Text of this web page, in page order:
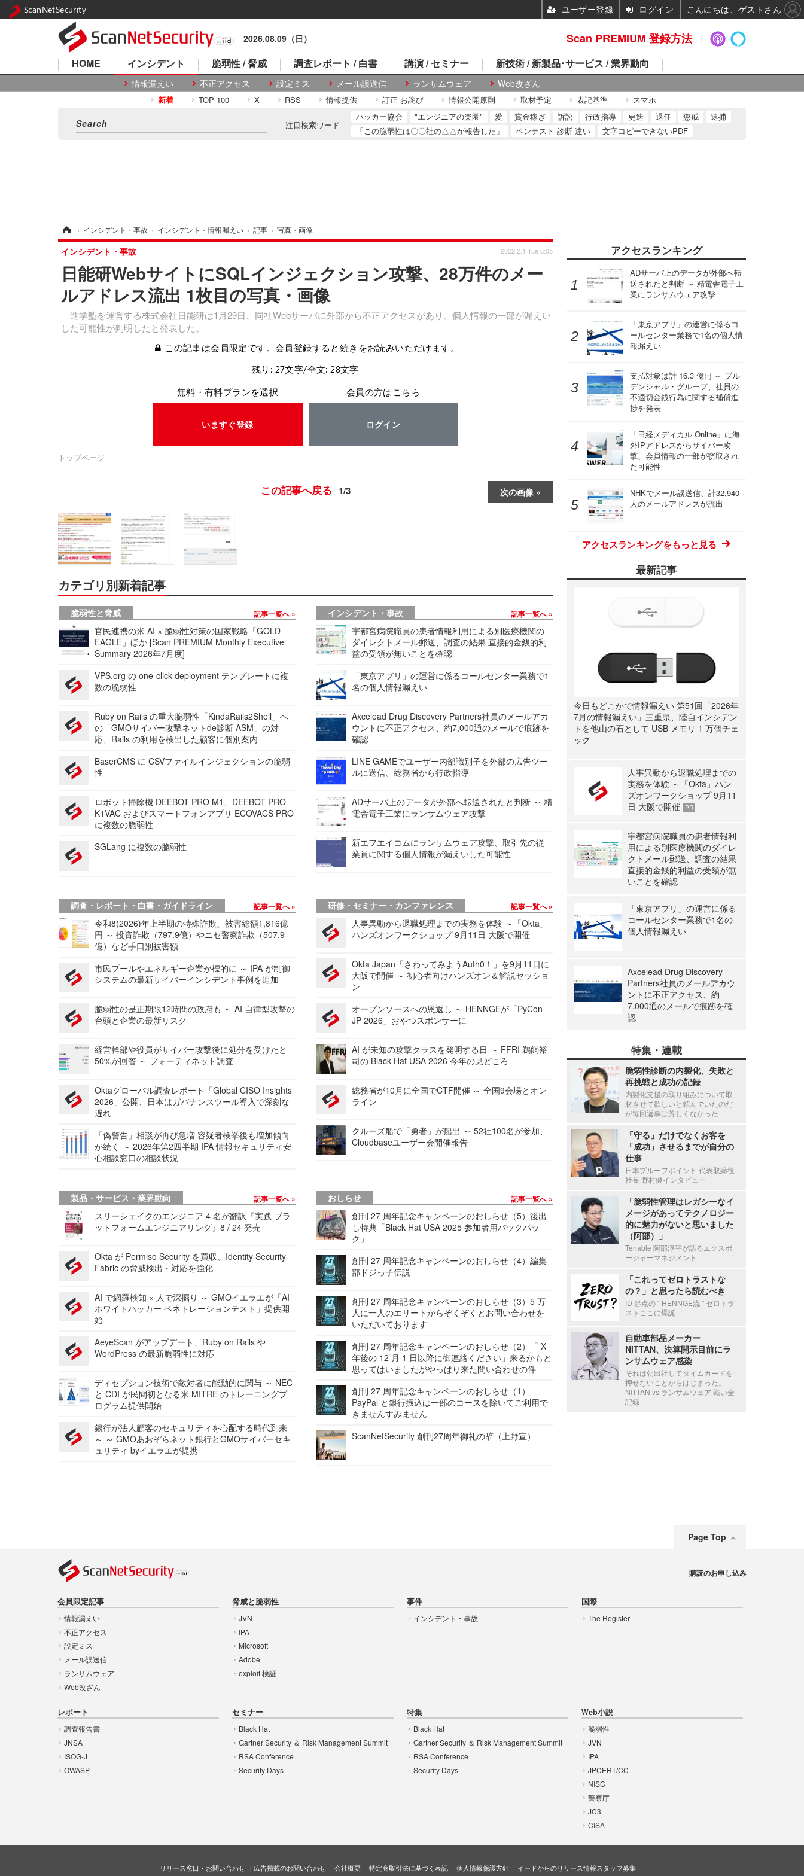
2026.08.09（日）
HOME インシデント
情報漏えい 不正アクセス 設定ミス メール誤送信 ランサムウェア Web改ざん
脆弱性 / 脅威 調査レポート / 白書 講演 / セミナー 新技術 / 新製品･サービス / 業界動向
新着 TOP 100 X RSS 情報提供 訂正 お詫び 情報公開原則 取材予定 表記基準 スマホ
注目検索ワード
ハッカー協会 "エンジニアの楽園" 愛 賞金稼ぎ 訴訟 行政指導 更迭 退任 懲戒
逮捕
「この脆弱性は〇〇社の△△が報告した」
ペンテスト 診断 違い 文字コピーできないPDF
› インシデント・事故 › インシデント・情報漏えい › 記事 › 写真・画像
日能研WebサイトにSQLインジェクション攻撃、28万件のメー
ルアドレス流出 1枚目の写真・画像
進学塾を運営する株式会社日能研は1月29日、同社Webサーバに外部から不正アクセスがあり、個人情報の一部が漏えい
した可能性が判明したと発表した。
インシデント・事故 2022.2.1 Tue 8:05
この記事は会員限定です。会員登録すると続きをお読みいただけます。
残り: 27文字/全文: 28文字
無料・有料プランを選択
いますぐ登録
会員の方はこちら
ログイン
トップページ
次の画像
この記事へ戻る 1/3
カテゴリ別新着記事
脆弱性と脅威 記事一覧へ
官民連携の米 AI × 脆弱性対策の国家戦略「GOLD
EAGLE」ほか [Scan PREMIUM Monthly Executive
Summary 2026年7月度]
VPS.org の one-click deployment テンプレートに複
数の脆弱性
Ruby on Rails の重大脆弱性「KindaRails2Shell」へ
の「GMOサイバー攻撃ネットde診断 ASM」の対
応、Rails の利用を検出した顧客に個別案内
BaserCMS に CSVファイルインジェクションの脆弱
性
ロボット掃除機 DEEBOT PRO M1、DEEBOT PRO
K1VAC およびスマートフォンアプリ ECOVACS PRO
に複数の脆弱性
SGLang に複数の脆弱性
インシデント・事故 記事一覧へ
宇都宮病院職員の患者情報利用による別医療機関の
ダイレクトメール郵送、調査の結果 直接的金銭的利
益の受領が無いことを確認
「東京アプリ」の運営に係るコールセンター業務で1
名の個人情報漏えい
Axcelead Drug Discovery Partners社員のメールアカ
ウントに不正アクセス、約7,000通のメールで痕跡を
確認
LINE GAMEでユーザー内部識別子を外部の広告ツー
ルに送信、総務省から行政指導
ADサーバ上のデータが外部へ転送されたと判断 ～ 精
電舎電子工業にランサムウェア攻撃
新エフエイコムにランサムウェア攻撃、取引先の従
業員に関する個人情報が漏えいした可能性
調査・レポート・白書・ガイドライン 記事一覧へ
令和8(2026)年上半期の特殊詐欺、被害総額1,816億
円 ～ 投資詐欺（797.9億）やニセ警察詐欺（507.9
億）など手口別被害額
市民プールやエネルギー企業が標的に ～ IPA が制御
システムの最新サイバーインシデント事例を追加
脆弱性の是正期限12時間の政府も ～ AI 自律型攻撃の
台頭と企業の最新リスク
経営幹部や役員がサイバー攻撃後に処分を受けたと
50%が回答 ～ フォーティネット調査
Oktaグローバル調査レポート「Global CISO Insights
2026」公開、日本はガバナンスツール導入で深刻な
遅れ
「偽警告」相談が再び急増 容疑者検挙後も増加傾向
が続く ～ 2026年第2四半期 IPA 情報セキュリティ安
心相談窓口の相談状況
研修・セミナー・カンファレンス 記事一覧へ
人事異動から退職処理までの実務を体験 ～「Okta」
ハンズオンワークショップ 9月11日 大阪で開催
Okta Japan「さわってみようAuth0！」を9月11日に
大阪で開催 ～ 初心者向けハンズオン＆解説セッショ
ン
オープンソースへの恩返し ～ HENNGEが「PyCon
JP 2026」おやつスポンサーに
AI が未知の攻撃クラスを発明する日 ～ FFRI 鵜飼裕
司の Black Hat USA 2026 今年の見どころ
総務省が10月に全国でCTF開催 ～ 全国9会場とオン
ライン
クルーズ船で「勇者」が船出 ～ 52社100名が参加、
Cloudbaseユーザー会開催報告
製品・サービス・業界動向 記事一覧へ
スリーシェイクのエンジニア 4 名が翻訳『実践 プラ
ットフォームエンジニアリング』8 / 24 発売
Okta が Permiso Security を買収、Identity Security
Fabric の脅威検出・対応を強化
AI で網羅検知 × 人で深掘り ～ GMOイエラエが「AI
ホワイトハッカー ペネトレーションテスト」提供開
始
AeyeScan がアップデート、Ruby on Rails や
WordPress の最新脆弱性に対応
ディセプション技術で敵対者に能動的に関与 ～ NEC
と CDI が民間初となる米 MITRE のトレーニングプ
ログラム提供開始
銀行が法人顧客のセキュリティを心配する時代到来
～ ～ GMOあおぞらネット銀行とGMOサイバーセキ
ュリティ byイエラエが提携
おしらせ 記事一覧へ
創刊 27 周年記念キャンペーンのおしらせ（5）後出
し特典「Black Hat USA 2025 参加者用バックパッ
ク」
創刊 27 周年記念キャンペーンのおしらせ（4）編集
部ドジっ子伝説
創刊 27 周年記念キャンペーンのおしらせ（3）5 万
人に一人のエリートからぞくぞくとお問い合わせを
いただいております
創刊 27 周年記念キャンペーンのおしらせ（2）「 X
年後の 12 月 1 日以降に御連絡ください」来るかもと
思ってはいましたがやっぱり来た問い合わせの件
創刊 27 周年記念キャンペーンのおしらせ（1）
PayPal と銀行振込は一部のコースを除いてご利用で
きませんすみません
ScanNetSecurity 創刊27周年御礼の辞（上野宣）
アクセスランキング
ADサーバ上のデータが外部へ転
送されたと判断 ～ 精電舎電子工
業にランサムウェア攻撃
「東京アプリ」の運営に係るコ
ールセンター業務で1名の個人情
報漏えい
支払対象は計 16.3 億円 ～ プル
デンシャル・グループ、社員の
不適切金銭行為に関する補償進
捗を発表
「日経メディカル Online」に海
外IPアドレスからサイバー攻
撃、会員情報の一部が窃取され
た可能性
NHKでメール誤送信、計32,940
人のメールアドレスが流出
アクセスランキングをもっと見る
最新記事
今日もどこかで情報漏えい 第51回「2026年
7月の情報漏えい」三重県、陸自インシデン
トを他山の石として USB メモリ 1 万個チェ
ック
人事異動から退職処理までの
実務を体験 ～「Okta」ハン
ズオンワークショップ 9月11
日 大阪で開催
PR
宇都宮病院職員の患者情報利
用による別医療機関のダイレ
クトメール郵送、調査の結果
直接的金銭的利益の受領が無
いことを確認
「東京アプリ」の運営に係る
コールセンター業務で1名の
個人情報漏えい
Axcelead Drug Discovery
Partners社員のメールアカウ
ントに不正アクセス、約
7,000通のメールで痕跡を確
認
特集・連載
脆弱性診断の内製化、失敗と
再挑戦と成功の記録
内製化支援の取り組みについて取
材させて欲しいと頼んでいたのだ
が毎回返事は芳しくなかった
「守る」だけでなくお客を
「成功」させるまでが自分の
仕事
日本プルーフポイント 代表取締役
社長 野村健インタビュー
「脆弱性管理はレガシーなイ
メージがあってテクノロジー
的に魅力がないと思いました
（阿部）」
Tenable 阿部淳平が語るエクスポ
ージャーマネジメント
「これってゼロトラストな
の？」と思ったら読むべき
ID 起点の “ HENNGE流 ” ゼロトラ
ストここに爆誕
自動車部品メーカー
NITTAN、決算開示目前にラ
ンサムウェア感染
それは朝出社してタイムカードを
押せないことからはじまった。
NITTAN vs ランサムウェア 戦い全
記録
Page Top
会員限定記事
情報漏えい
不正アクセス
設定ミス
メール誤送信
ランサムウェア
Web改ざん
脅威と脆弱性
JVN
IPA
Microsoft
Adobe
exploit 検証
事件
インシデント・事故
国際
The Register
レポート
調査報告書
JNSA
ISOG-J
OWASP
セミナー
Black Hat
Gartner Security ＆ Risk Management Summit
RSA Conference
Security Days
特集
Black Hat
Gartner Security ＆ Risk Management Summit
RSA Conference
Security Days
Web小説
脆弱性
JVN
IPA
JPCERT/CC
NISC
警察庁
JC3
CISA
購読のお申し込み
リリース窓口・お問い合わせ 広告掲載のお問い合わせ 会社概要 特定商取引法に基づく表記 個人情報保護方針 イードからのリリース情報スタッフ募集
Scan PREMIUM 登録方法
ScanNetSecurity ユーザー登録 ログイン こんにちは、ゲストさん